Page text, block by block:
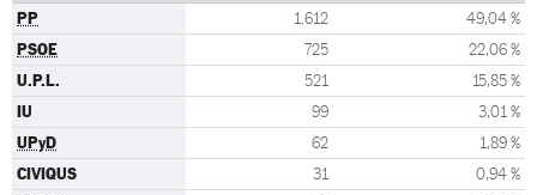
PP 1.612 49,04 %
PSOE 725 22,06 %
U.P.L. 521 15,85 %
IU 99 3,01 %
UPyD 62 1,89 %
CIVIQUS 31 0,94 %